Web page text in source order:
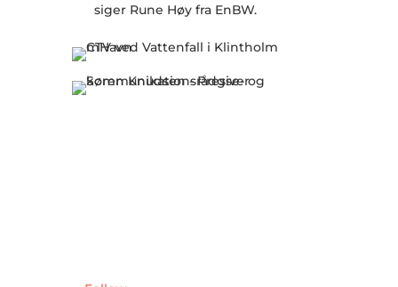
siger Rune Høy fra EnBW.